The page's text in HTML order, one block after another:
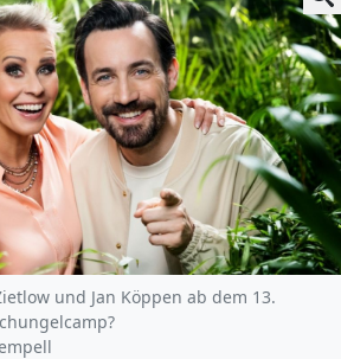
und Jan Köppen ab dem 13.